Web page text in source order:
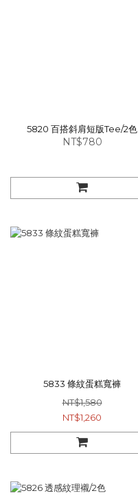
5820 百搭斜肩短版Tee/2色
NT$780
5833 條紋蛋糕寬褲
NT$1,580
NT$1,260